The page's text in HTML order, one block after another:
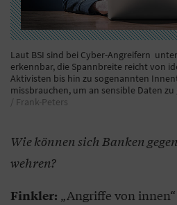
Laut BSI sind bei Cyber-Angreifern
erkennbar, die Spannbreite reicht von
Aktivisten bis hin zu sogenannten
missbrauchen, um an sensible Daten zu
/ Frank-Peters
Wie können sich Banken
wehren?
Finkler: „Angriffe von